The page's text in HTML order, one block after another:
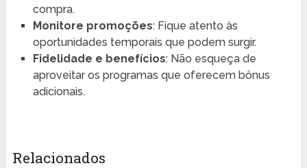
compra.
Monitore promoções: Fique atento às
oportunidades temporais que podem surgir.
Fidelidade e benefícios: Não esqueça de
aproveitar os programas que oferecem bônus
adicionais.
Relacionados